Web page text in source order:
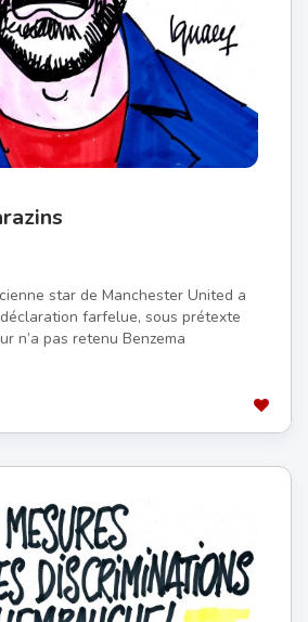
star de Manchester United a
farfelue, sous prétexte
n’a pas retenu Benzema